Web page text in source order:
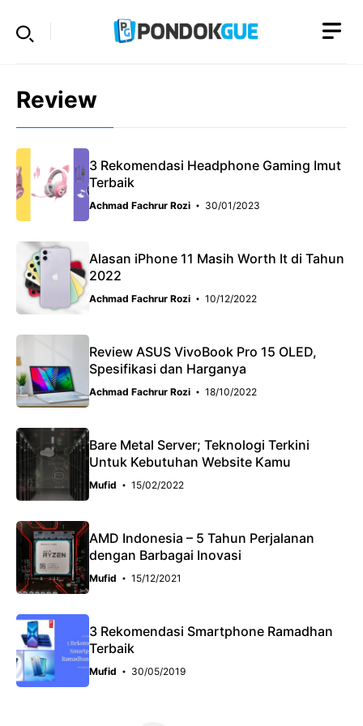
Review
3 Rekomendasi Headphone Gaming Imut
Terbaik
Achmad Fachrur Rozi 30/01/2023
Alasan iPhone 11 Masih Worth It di Tahun
2022
Achmad Fachrur Rozi 10/12/2022
Review ASUS VivoBook Pro 15 OLED,
Spesifikasi dan Harganya
Achmad Fachrur Rozi 18/10/2022
Bare Metal Server; Teknologi Terkini
Untuk Kebutuhan Website Kamu
Mufid 15/02/2022
AMD Indonesia – 5 Tahun Perjalanan
dengan Barbagai Inovasi
Mufid 15/12/2021
3 Rekomendasi Smartphone Ramadhan
Terbaik
Mufid 30/05/2019